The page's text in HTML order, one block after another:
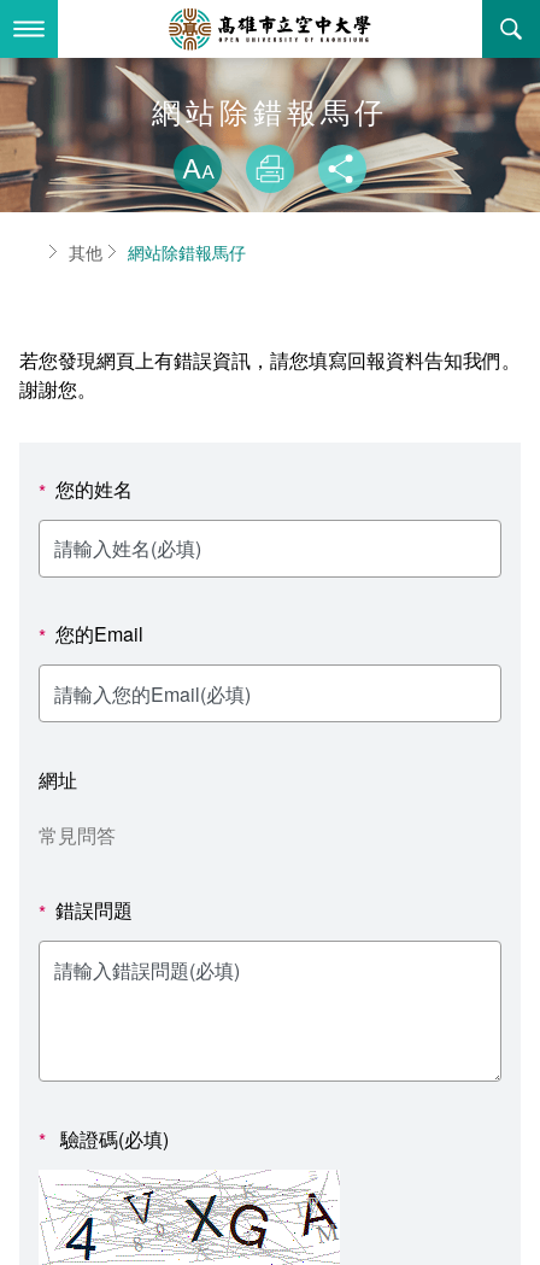
到
要
內最新消息
全部公告
教務公告
學系公告
活動研習
歷史訊息
新聞媒體專區
校園行事曆
報名系統
線上報名查詢
關於本校
空大簡介
立案證明
空大有利的學習條件
環境設備
本校位置
資訊圖像化專區
活動花絮
影音資訊
行政單位
行政單位簡介
校長室
教務處課務組
學習指導中心
輔導處
研發處
秘書處出納組
教學媒體處
電算中心
人事室
學術單位
通識教育中心
法律學系
大眾傳播學系
外國語文學系
文化藝術學系
健康管理與促進學系
其他好站
資訊相關法規
校務資訊
新生報名
在學資訊
校務系統
課程大綱
網路選課
校園行事曆
校內系統
資訊服務線上報修系統
消耗品申請
教室‧會議室預約系統
問卷調查
法令規章
政府公開資訊
意見信箱
各單位意見信箱
諮詢信箱進度查詢
影音資訊
網站除錯報馬仔
略過字型切
放大
列印 分享
首頁其他 網站除錯報馬仔
若您發現網頁上有錯誤資訊，請您填寫回報資料告知我們。
謝謝您。
* 您的姓名
* 您的Email
網址
常見問答
* 錯誤問題
* 驗證碼(必填)